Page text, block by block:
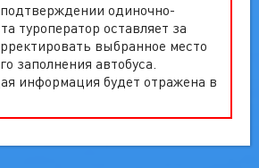
одиночно-
туроператор оставляет за
выбранное место
заполнения автобуса.
информация будет отражена в